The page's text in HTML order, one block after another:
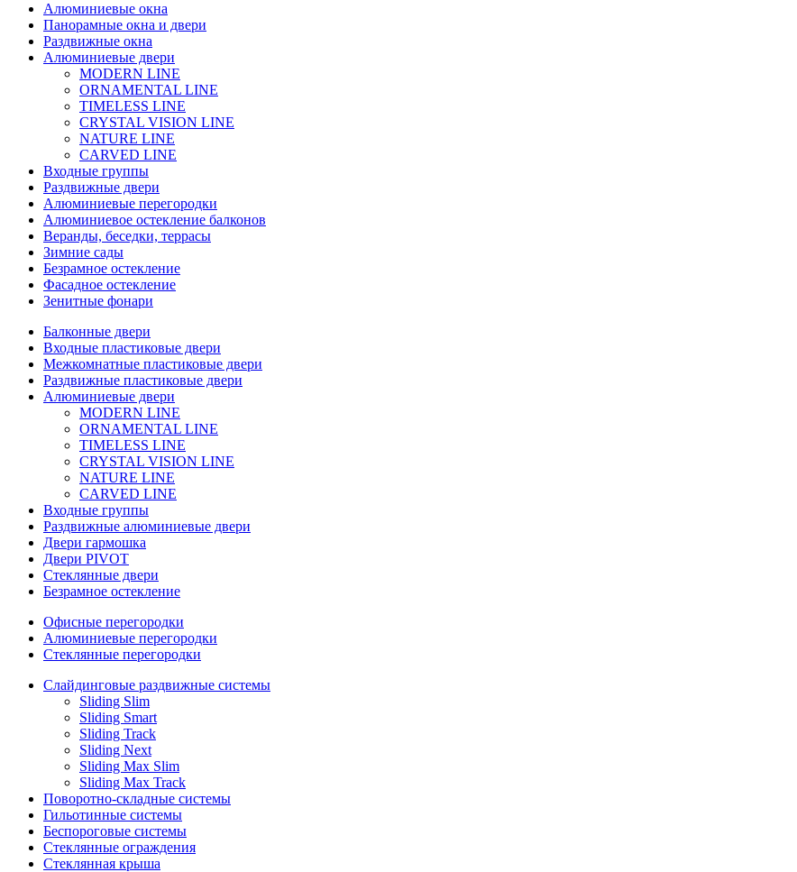
Алюминиевые окна
Панорамные окна и двери
Раздвижные окна
Алюминиевые двери
MODERN LINE
ORNAMENTAL LINE
TIMELESS LINE
CRYSTAL VISION LINE
NATURE LINE
CARVED LINE
Входные группы
Раздвижные двери
Алюминиевые перегородки
Алюминиевое остекление балконов
Веранды, беседки, террасы
Зимние сады
Безрамное остекление
Фасадное остекление
Зенитные фонари
Балконные двери
Входные пластиковые двери
Межкомнатные пластиковые двери
Раздвижные пластиковые двери
Алюминиевые двери
MODERN LINE
ORNAMENTAL LINE
TIMELESS LINE
CRYSTAL VISION LINE
NATURE LINE
CARVED LINE
Входные группы
Раздвижные алюминиевые двери
Двери гармошка
Двери PIVOT
Стеклянные двери
Безрамное остекление
Офисные перегородки
Алюминиевые перегородки
Стеклянные перегородки
Слайдинговые раздвижные системы
Sliding Slim
Sliding Smart
Sliding Track
Sliding Next
Sliding Max Slim
Sliding Max Track
Поворотно-складные системы
Гильотинные системы
Беспороговые системы
Стеклянные ограждения
Стеклянная крыша